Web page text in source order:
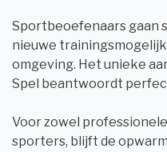
Sportbeoefenaars gaan
nieuwe
omgeving. Het unieke
Spel beantwoordt
Voor zowel
sporters, blijft de